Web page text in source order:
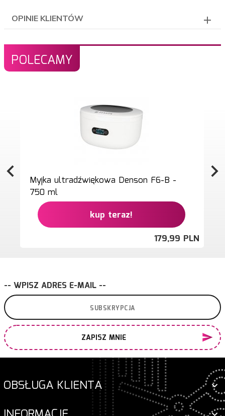
OPINIE KLIENTÓW
POLECAMY
Myjka ultradźwiękowa Denson F6-B -
750 ml
kup teraz!
179,99 PLN
-- WPISZ ADRES E-MAIL --
ZAPISZ MNIE
OBSŁUGA KLIENTA